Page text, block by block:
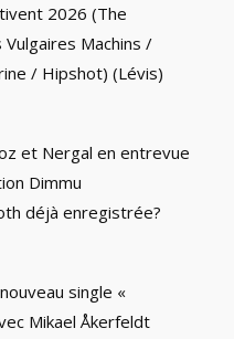
2026 (The
Machins /
/ Hipshot) (Lévis)
et Nergal en entrevue
Dimmu
déjà enregistrée?
single «
Mikael Åkerfeldt